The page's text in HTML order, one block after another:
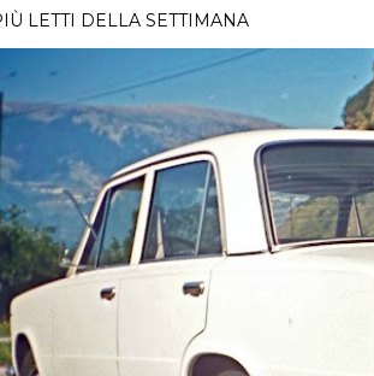
LETTI DELLA SETTIMANA